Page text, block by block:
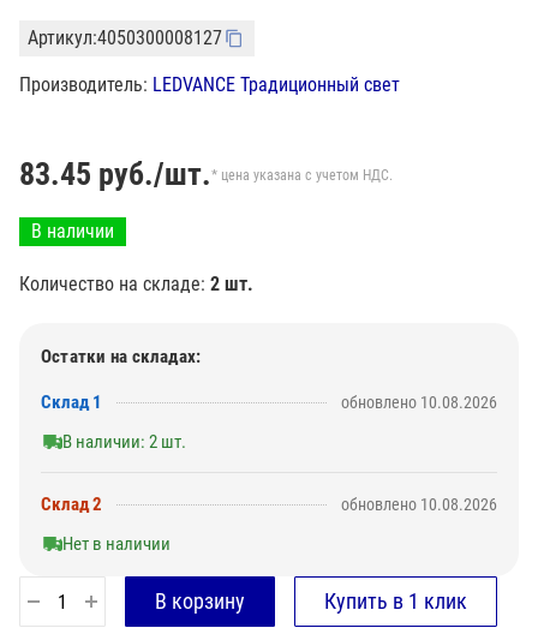
Артикул:4050300008127
Производитель: LEDVANCE Традиционный свет
83.45 руб./шт.* цена указана с учетом НДС.
В наличии
Количество на складе: 2 шт.
Остатки на складах:
Склад 1 обновлено 10.08.2026
В наличии: 2 шт.
Склад 2 обновлено 10.08.2026
Нет в наличии